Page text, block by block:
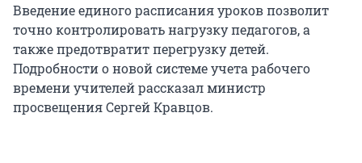
Введение единого расписания уроков позволит
точно контролировать нагрузку педагогов, а
также предотвратит перегрузку детей.
Подробности о новой системе учета рабочего
времени учителей рассказал министр
просвещения Сергей Кравцов.